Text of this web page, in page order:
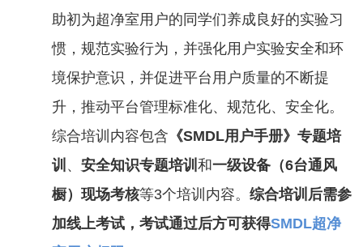
助初为超净室用户的同学们养成良好的实验习
惯，规范实验行为，并强化用户实验安全和环
境保护意识，并促进平台用户质量的不断提
升，推动平台管理标准化、规范化、安全化。
综合培训内容包含 《SMDL用户手册》专题培
训 、 安全知识专题培训 和一级设备（6台通风
橱）现场考核等3个培训内容。 综合培训后需参
加线上考试，考试通过后方可获得SMDL超净